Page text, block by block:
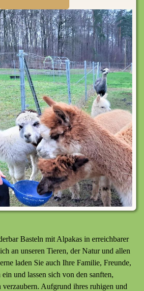
Basteln mit Alpakas in erreichbarer
an unseren Tieren, der Natur und allen
laden Sie auch Ihre Familie, Freunde,
und lassen sich von den sanften,
verzaubern. Aufgrund ihres ruhigen und